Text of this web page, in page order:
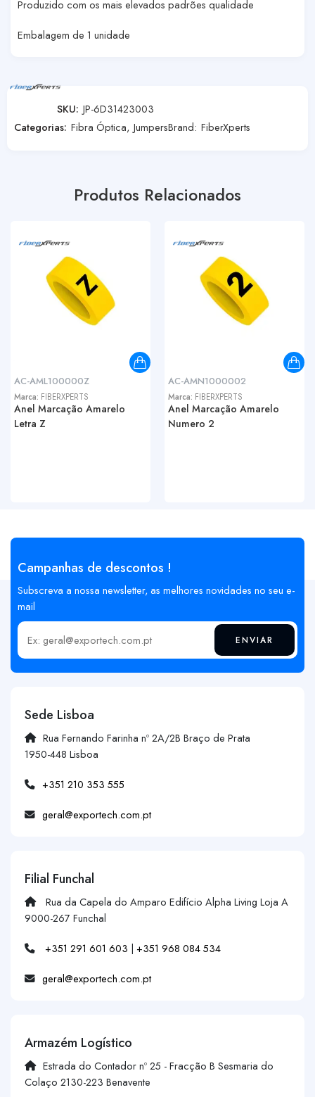
Produzido com os mais elevados padrões qualidade
Embalagem de 1 unidade
SKU: JP-6D31423003
Categorias: Fibra Óptica, JumpersBrand: FiberXperts
Produtos Relacionados
AC-AML100000Z
Marca: FIBERXPERTS
Anel Marcação Amarelo
Letra Z
AC-AMN1000002
Marca: FIBERXPERTS
Anel Marcação Amarelo
Numero 2
Campanhas de descontos !
Subscreva a nossa newsletter, as melhores novidades no seu e-
mail
Insira o seu email ENVIAR
Sede Lisboa
Rua Fernando Farinha nº 2A/2B Braço de Prata
1950-448 Lisboa
+351 210 353 555
geral@exportech.com.pt
Filial Funchal
Rua da Capela do Amparo Edifício Alpha Living Loja A
9000-267 Funchal
+351 291 601 603 | +351 968 084 534
geral@exportech.com.pt
Armazém Logístico
Estrada do Contador nº 25 - Fracção B Sesmaria do
Colaço 2130-223 Benavente